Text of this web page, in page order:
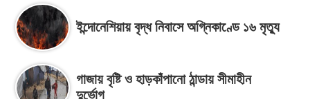
ইন্দোনেশিয়ায় বৃদ্ধ নিবাসে অগ্নিকাণ্ডে ১৬ মৃত্যু
গাজায় বৃষ্টি ও হাড়কাঁপানো ঠান্ডায় সীমাহীন
দুর্ভোগ